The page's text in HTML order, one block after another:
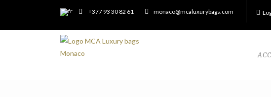
+377 93 30 82 61 monaco@mcaluxurybags.com